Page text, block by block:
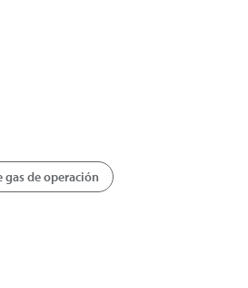
gas de operación